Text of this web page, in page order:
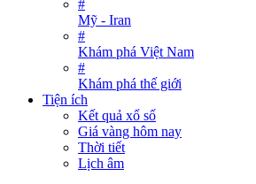
#
Mỹ - Iran
#
Khám phá Việt Nam
#
Khám phá thế giới
Tiện ích
Kết quả xổ số
Giá vàng hôm nay
Thời tiết
Lịch âm